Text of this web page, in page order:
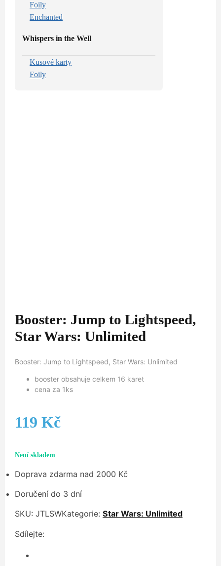
Foily
Enchanted
Whispers in the Well
Kusové karty
Foily
Booster: Jump to Lightspeed,
Star Wars: Unlimited
Booster: Jump to Lightspeed, Star Wars: Unlimited
booster obsahuje celkem 16 karet
cena za 1ks
119 Kč
Není skladem
Doprava zdarma nad 2000 Kč
Doručení do 3 dní
SKU: JTLSWKategorie: Star Wars: Unlimited
Sdílejte: